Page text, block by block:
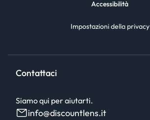
Accessibilità
Impostazioni della privacy
Contattaci
Siamo qui per aiutarti.
info@discountlens.it